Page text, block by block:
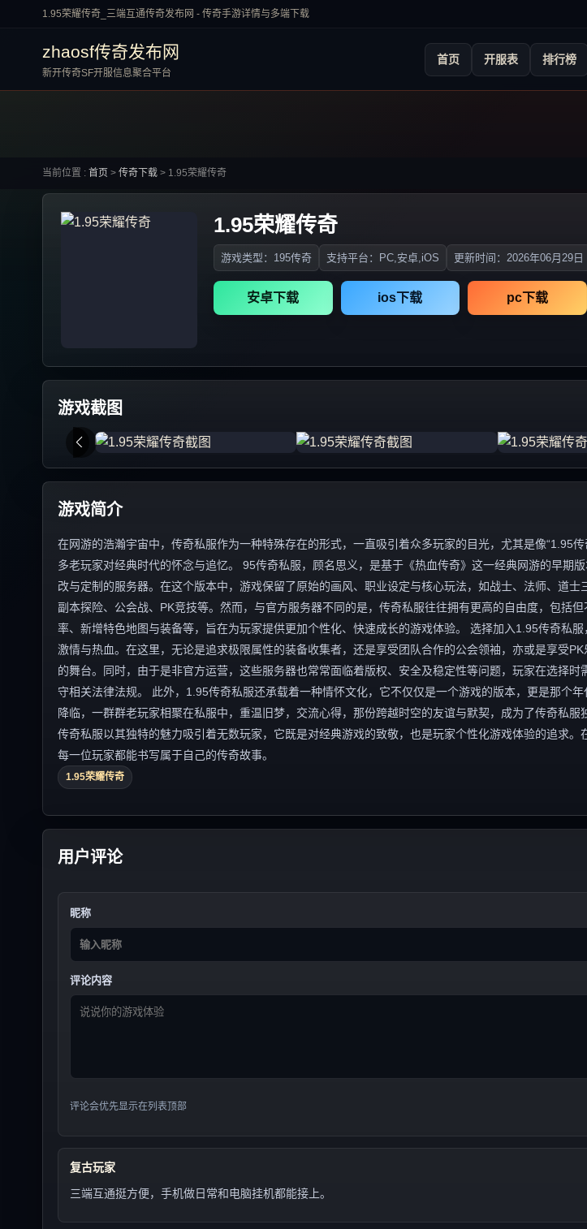
1.95荣耀传奇_三端互通传奇发布网 - 传奇手游详情与多端下载
zhaosf传奇发布网
新开传奇SF开服信息聚合平台
首页 开服表 排行榜
当前位置 : 首页 > 传奇下载 > 1.95荣耀传奇
1.95荣耀传奇
游戏类型：195传奇 支持平台：PC,安卓,iOS 更新时间：2026年06月29日
安卓下载 ios下载 pc下载
游戏截图
游戏简介
在网游的浩瀚宇宙中，传奇私服作为一种特殊存在的形式，一直吸引着众多玩家的目光，尤其是像“1.95
多老玩家对经典时代的怀念与追忆。 95传奇私服，顾名思义，是基于《热血传奇》这一经典网游的早期
改与定制的服务器。在这个版本中，游戏保留了原始的画风、职业设定与核心玩法，如战士、法师、道士
副本探险、公会战、PK竞技等。然而，与官方服务器不同的是，传奇私服往往拥有更高的自由度，包括
率、新增特色地图与装备等，旨在为玩家提供更加个性化、快速成长的游戏体验。 选择加入1.95传奇私
激情与热血。在这里，无论是追求极限属性的装备收集者，还是享受团队合作的公会领袖，亦或是享受
的舞台。同时，由于是非官方运营，这些服务器也常常面临着版权、安全及稳定性等问题，玩家在选择时
守相关法律法规。 此外，1.95传奇私服还承载着一种情怀文化，它不仅仅是一个游戏的版本，更是那个
降临，一群群老玩家相聚在私服中，重温旧梦，交流心得，那份跨越时空的友谊与默契，成为了传奇私
传奇私服以其独特的魅力吸引着无数玩家，它既是对经典游戏的致敬，也是玩家个性化游戏体验的追求。
每一位玩家都能书写属于自己的传奇故事。
1.95荣耀传奇
用户评论
昵称
评论内容
评论会优先显示在列表顶部
复古玩家
三端互通挺方便，手机做日常和电脑挂机都能接上。